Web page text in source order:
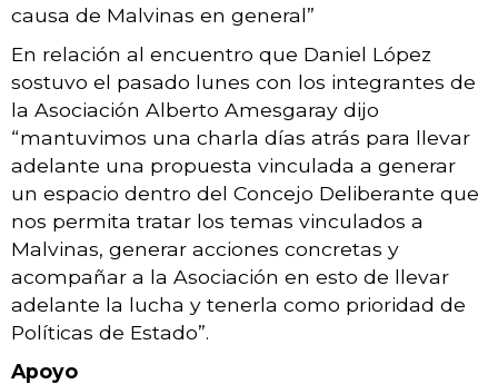
causa de Malvinas en general”
En relación al encuentro que Daniel López
sostuvo el pasado lunes con los integrantes de
la Asociación Alberto Amesgaray dijo
“mantuvimos una charla días atrás para llevar
adelante una propuesta vinculada a generar
un espacio dentro del Concejo Deliberante que
nos permita tratar los temas vinculados a
Malvinas, generar acciones concretas y
acompañar a la Asociación en esto de llevar
adelante la lucha y tenerla como prioridad de
Políticas de Estado”.
Apoyo